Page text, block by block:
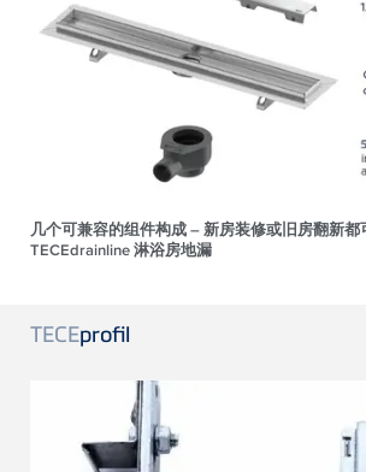
几个可兼容的组件构成 – 新房装修或旧房翻新都
TECEdrainline 淋浴房地漏
TECEprofil